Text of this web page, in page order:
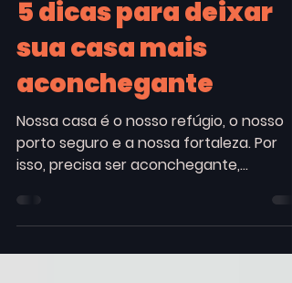
Arquitetos Online
5 dicas para deixar
sua casa mais
aconchegante
Nossa casa é o nosso refúgio, o nosso
porto seguro e a nossa fortaleza. Por
isso, precisa ser aconchegante,